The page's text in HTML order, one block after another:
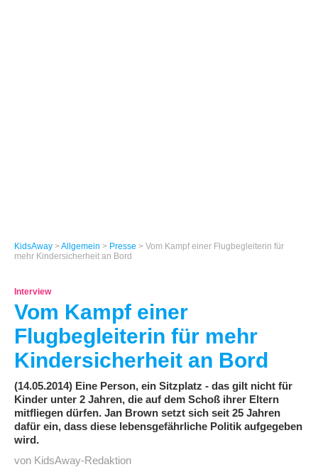
KidsAway >Allgemein > Presse > Vom Kampf einer Flugbegleiterin für
mehr Kindersicherheit an Bord
Interview
Vom Kampf einer
Flugbegleiterin für mehr
Kindersicherheit an Bord
(14.05.2014) Eine Person, ein Sitzplatz - das gilt nicht für
Kinder unter 2 Jahren, die auf dem Schoß ihrer Eltern
mitfliegen dürfen. Jan Brown setzt sich seit 25 Jahren
dafür ein, dass diese lebensgefährliche Politik aufgegeben
wird.
von KidsAway-Redaktion